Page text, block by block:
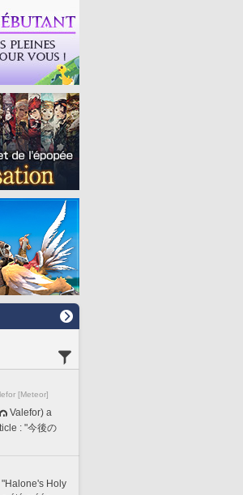
[Meteor]
Valefor) a
: "今後の
Holy